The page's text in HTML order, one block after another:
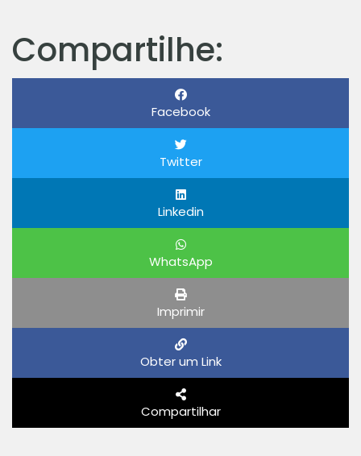
Compartilhe:
Facebook
Twitter
Linkedin
WhatsApp
Imprimir
Obter um Link
Compartilhar